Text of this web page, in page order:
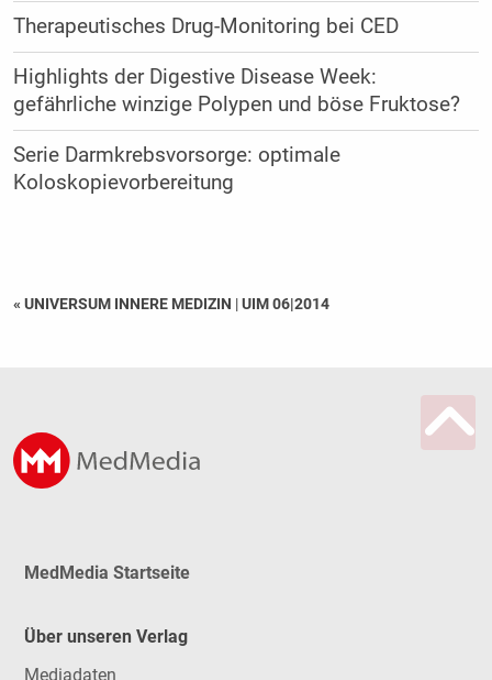
Therapeutisches Drug-Monitoring bei CED
Highlights der Digestive Disease Week:
gefährliche winzige Polypen und böse Fruktose?
Serie Darmkrebsvorsorge: optimale
Koloskopievorbereitung
« UNIVERSUM INNERE MEDIZIN |UIM 06|2014
MedMedia Startseite
Über unseren Verlag
Mediadaten